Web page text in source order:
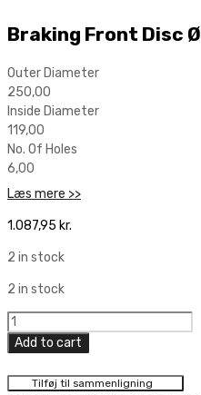
Braking Front Disc
Outer Diameter
250,00
Inside Diameter
119,00
No. Of Holes
6,00
Læs mere >>
1.087,95 kr.
2 in stock
2 in stock
Braking
Front
Disc
Ø250
Add to cart
Tilføj til sammenligning